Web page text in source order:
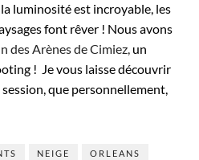
luminosité est incroyable, les
font rêver ! Nous avons
des Arènes de Cimiez, un
! Je vous laisse découvrir
que personnellement,
NEIGE
ORLEANS